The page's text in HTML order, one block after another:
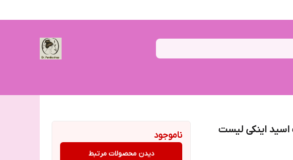
اسید اینکی لیست ناموجود
دیدن محصولات مرتبط